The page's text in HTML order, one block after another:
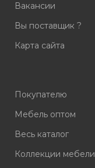
Вакансии
Вы поставщик ?
Карта сайта
Покупателю
Мебель оптом
Весь каталог
Коллекции мебели